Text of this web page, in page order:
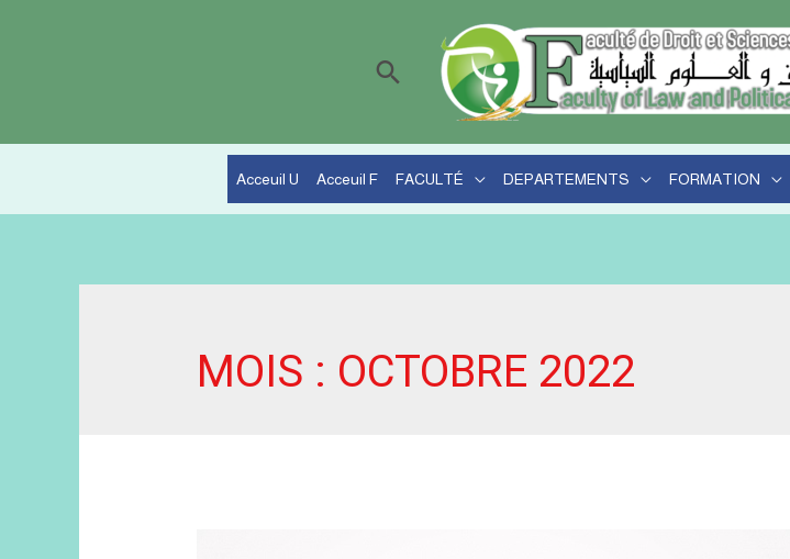
Rechercher
Acceuil U Acceuil F FACULTÉ DEPARTEMENTS FORMATION
MOIS : OCTOBRE 2022